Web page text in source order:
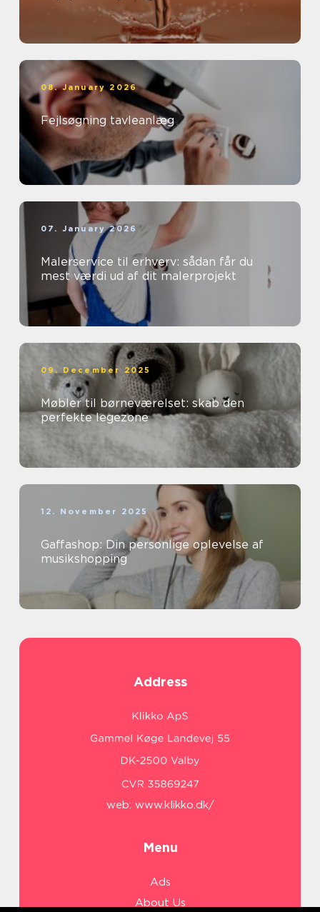
08. January 2026
Fejlsøgning tavleanlæg
07. January 2026
Malerservice til erhverv: sådan får du
mest værdi ud af dit malerprojekt
09. December 2025
Møbler til børneværelset: skab den
perfekte legezone
12. November 2025
Gaffashop: Din personlige oplevelse af
musikshopping
Address
web: www.klikko.dk/
Menu
Ads
About Us